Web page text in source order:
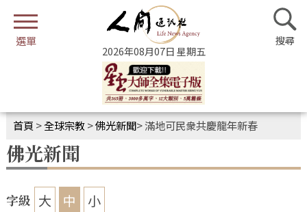
2026年08月07日 星期五
首頁 >全球宗教>佛光新聞>滿地可民衆共慶龍年新春
佛光新聞
字級 大 中 小